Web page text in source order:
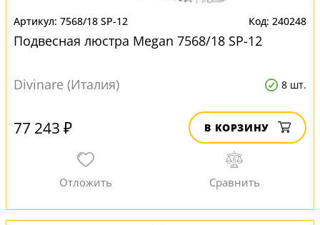
7568/18 SP-12 240248
Подвесная люстра Megan 7568/18 SP-12
Divinare (Италия) 8 шт.
77 243 ₽ В КОРЗИНУ